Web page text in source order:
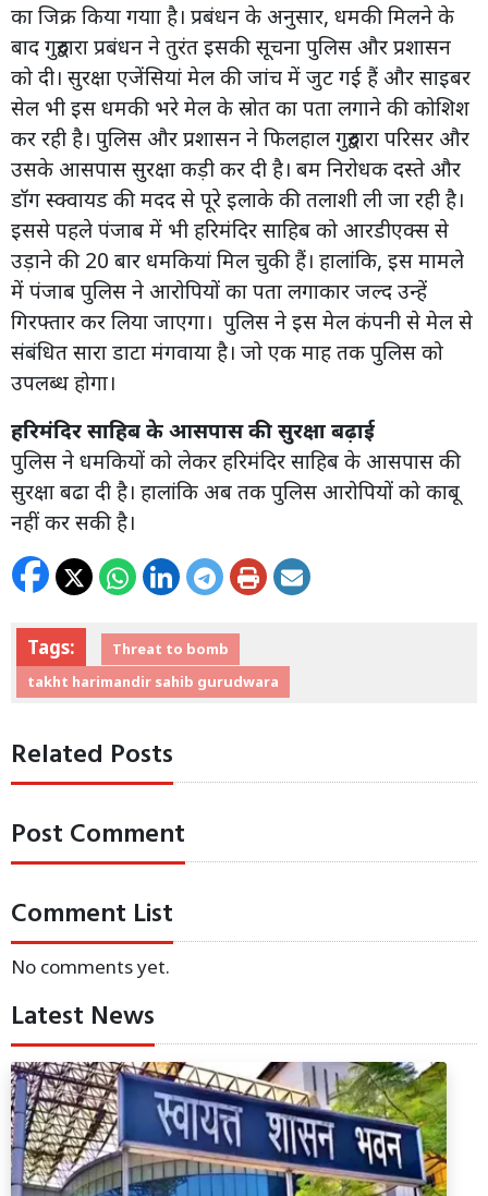
का जिक्र किया गयाा है। प्रबंधन के अनुसार, धमकी मिलने के
बाद गुरुद्वारा प्रबंधन ने तुरंत इसकी सूचना पुलिस और प्रशासन
को दी। सुरक्षा एजेंसियां मेल की जांच में जुट गई हैं और साइबर
सेल भी इस धमकी भरे मेल के स्रोत का पता लगाने की कोशिश
कर रही है। पुलिस और प्रशासन ने फिलहाल गुरुद्वारा परिसर और
उसके आसपास सुरक्षा कड़ी कर दी है। बम निरोधक दस्ते और
डॉग स्क्वायड की मदद से पूरे इलाके की तलाशी ली जा रही है।
इससे पहले पंजाब में भी हरिमंदिर साहिब को आरडीएक्स से
उड़ाने की 20 बार धमकियां मिल चुकी हैं। हालांकि, इस मामले
में पंजाब पुलिस ने आरोपियों का पता लगाकार जल्द उन्हें
गिरफ्तार कर लिया जाएगा। पुलिस ने इस मेल कंपनी से मेल से
संबंधित सारा डाटा मंगवाया है। जो एक माह तक पुलिस को
उपलब्ध होगा।
हरिमंदिर साहिब के आसपास की सुरक्षा बढ़ाई
पुलिस ने धमकियों को लेकर हरिमंदिर साहिब के आसपास की
सुरक्षा बढा दी है। हालांकि अब तक पुलिस आरोपियों को काबू
नहीं कर सकी है।
Tags:
Threat to bomb
takht harimandir sahib gurudwara
Related Posts
Post Comment
Comment List
No comments yet.
Latest News